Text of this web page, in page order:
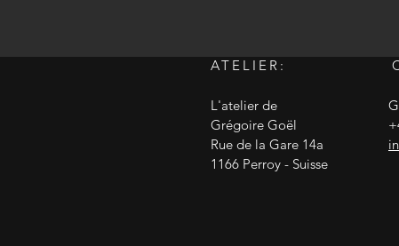
ATELIER:
L'atelier de
Grégoire Goël
Rue de la Gare 14a
1166 Perroy - Suisse